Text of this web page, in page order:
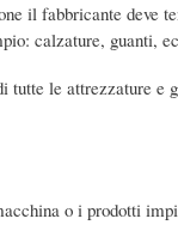
il fabbricante deve
calzature, guanti,
le attrezzature
o i prodotti